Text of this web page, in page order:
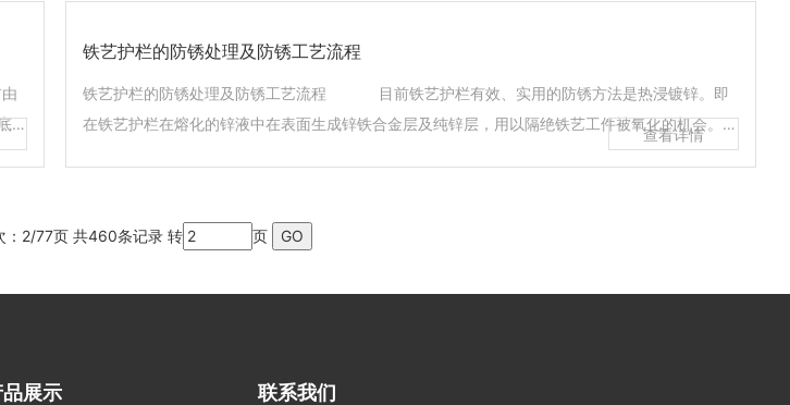
，
铁艺护栏的防锈处理及防锈工艺流程
铁艺护栏的防锈处理及防锈工艺流程 目前铁艺护栏有效、实用的防锈方法是热浸镀锌。即
在铁艺护栏在熔化的锌液中在表面生成锌铁合金层及纯锌层，用以隔绝铁艺工件被氧化的机会。防
锈期长达20-50年以上，期间无需维修，安全可靠，是铁艺工件的佳防锈方法。 热浸镀锌的工
2/77页 共460条记录 转 页
品展示 联系我们